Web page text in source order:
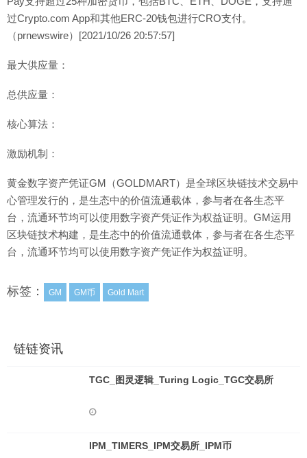
过Crypto.com App和其他ERC-20钱包进行CRO支付。
（prnewswire）[2021/10/26 20:57:57]
最大供应量：
总供应量：
核心算法：
激励机制：
黄金数字资产凭证GM（GOLDMART）是全球区块链技术交易中
心管理发行的，是生态中的价值流通载体，参与者在各生态平
台，流通环节均可以使用数字资产凭证作为权益证明。GM运用
区块链技术构建，是生态中的价值流通载体，参与者在各生态平
台，流通环节均可以使用数字资产凭证作为权益证明。
标签： GM GM币 Gold Mart
链链资讯
TGC_图灵逻辑_Turing Logic_TGC交易所
IPM_TIMERS_IPM交易所_IPM币